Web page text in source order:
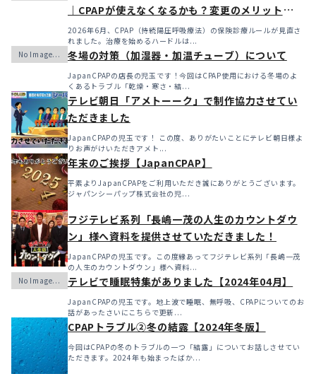
｜CPAPが使えなくなるかも？変更のメリット・デ
メリットと「購入」という選択肢
2026年6月、CPAP（持続陽圧呼吸療法）の保険診療ルールが見直さ
れました。治療を始めるハードルは...
冬場の対策（加湿器・加温チューブ）について
JapanCPAPの店長の児玉です！今回はCPAP使用における冬場のよ
くあるトラブル「乾燥・寒さ・結...
テレビ朝日「アメトーーク」で制作協力させてい
ただきました
JapanCPAPの児玉です！ この度、ありがたいことにテレビ朝日様よ
りお声がけいただきアメト...
年末のご挨拶【JapanCPAP】
平素よりJapanCPAPをご利用いただき誠にありがとうございます。
ジャパンシーパップ株式会社の児...
フジテレビ系列「長嶋一茂の人生のカウントダウ
ン」様へ資料を提供させていただきました！
JapanCPAPの児玉です。この度縁あってフジテレビ系列「長嶋一茂
の人生のカウントダウン」様へ資料...
テレビで睡眠特集がありました【2024年04月】
JapanCPAPの児玉です。地上波で睡眠、無呼吸、CPAPについてのお
話があったさいにこちらで更新...
CPAPトラブル②冬の結露【2024年冬版】
今回はCPAPの冬のトラブルの一つ「結露」についてお話しさせてい
ただきます。2024年も始まったばか...